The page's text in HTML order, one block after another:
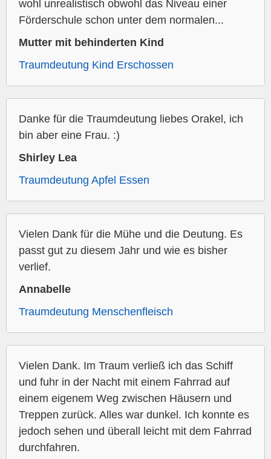
wohl unrealistisch obwohl das Niveau einer
Förderschule schon unter dem normalen...
Mutter mit behinderten Kind
Traumdeutung Kind Erschossen
Danke für die Traumdeutung liebes Orakel, ich
bin aber eine Frau. :)
Shirley Lea
Traumdeutung Apfel Essen
Vielen Dank für die Mühe und die Deutung. Es
passt gut zu diesem Jahr und wie es bisher
verlief.
Annabelle
Traumdeutung Menschenfleisch
Vielen Dank. Im Traum verließ ich das Schiff
und fuhr in der Nacht mit einem Fahrrad auf
einem eigenem Weg zwischen Häusern und
Treppen zurück. Alles war dunkel. Ich konnte es
jedoch sehen und überall leicht mit dem Fahrrad
durchfahren.